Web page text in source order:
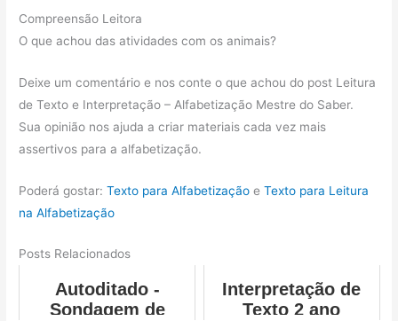
Compreensão Leitora
O que achou das atividades com os animais?
Deixe um comentário e nos conte o que achou do post Leitura
de Texto e Interpretação – Alfabetização Mestre do Saber.
Sua opinião nos ajuda a criar materiais cada vez mais
assertivos para a alfabetização.
Poderá gostar:Texto para Alfabetização eTexto para Leitura
na Alfabetização
Posts Relacionados
Autoditado -
Sondagem de
Interpretação de
Texto 2 ano